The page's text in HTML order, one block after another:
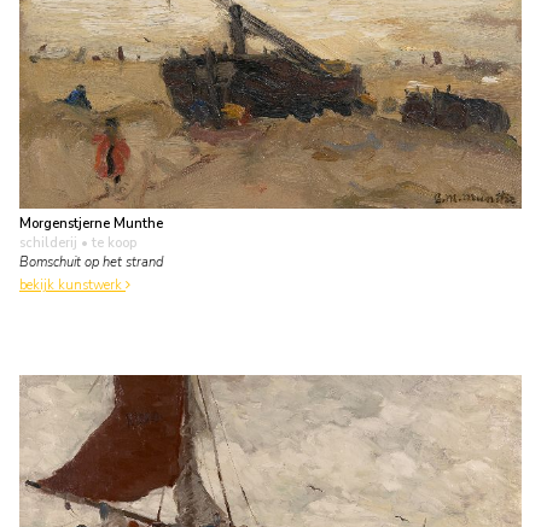
Morgenstjerne Munthe
schilderij • te koop
Bomschuit op het strand
bekijk kunstwerk